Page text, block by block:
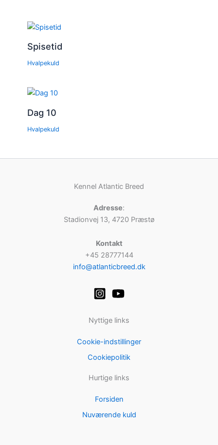
Spisetid
Hvalpekuld
Dag 10
Hvalpekuld
Kennel Atlantic Breed
Adresse:
Stadionvej 13, 4720 Præstø
Kontakt
+45 28777144
info@atlanticbreed.dk
Nyttige links
Cookie-indstillinger
Cookiepolitik
Hurtige links
Forsiden
Nuværende kuld